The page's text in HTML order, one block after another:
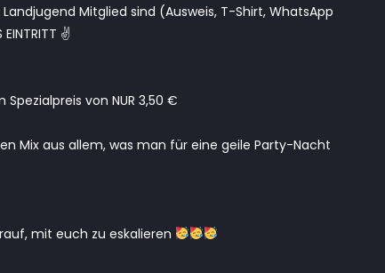
Mitglied sind (Ausweis, T-Shirt, WhatsApp
✌️
von NUR 3,50 €
Mix aus allem, was man für eine geile Party-Nacht
mit euch zu eskalieren